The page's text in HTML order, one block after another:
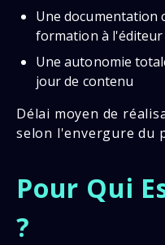
Une documentation
formation à
Une autonomie
jour de contenu
Délai moyen de
selon l'envergure du
Pour Qui
?